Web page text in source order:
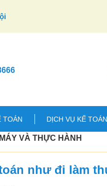
TOÁN DỊCH VỤ KẾ TOÁN
VÀ THỰC HÀNH
như đi làm